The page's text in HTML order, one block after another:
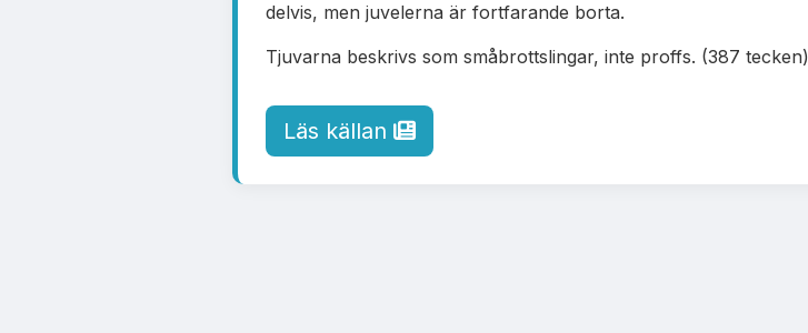
delvis, men juvelerna är fortfarande borta.
Tjuvarna beskrivs som småbrottslingar, inte proffs. (387 tecken)
Läs källan